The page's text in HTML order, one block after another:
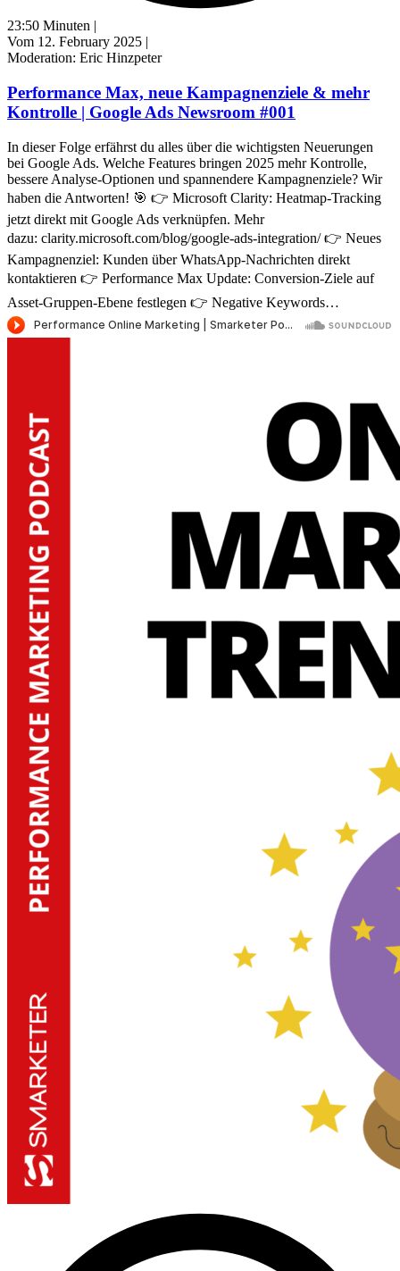
23:50 Minuten |
Vom 12. February 2025 |
Moderation: Eric Hinzpeter
Performance Max, neue Kampagnenziele & mehr
Kontrolle | Google Ads Newsroom #001
In dieser Folge erfährst du alles über die wichtigsten Neuerungen
bei Google Ads. Welche Features bringen 2025 mehr Kontrolle,
bessere Analyse-Optionen und spannendere Kampagnenziele? Wir
haben die Antworten! 🎯 👉 Microsoft Clarity: Heatmap-Tracking
jetzt direkt mit Google Ads verknüpfen. Mehr
dazu: clarity.microsoft.com/blog/google-ads-integration/ 👉 Neues
Kampagnenziel: Kunden über WhatsApp-Nachrichten direkt
kontaktieren 👉 Performance Max Update: Conversion-Ziele auf
Asset-Gruppen-Ebene festlegen 👉 Negative Keywords…